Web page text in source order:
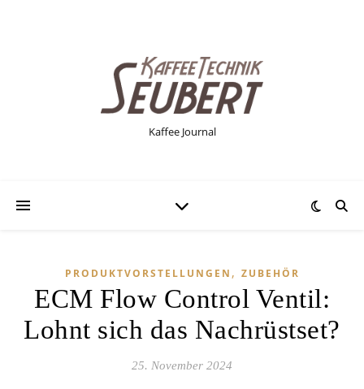
Kaffee Journal
PRODUKTVORSTELLUNGEN , ZUBEHÖR
ECM Flow Control Ventil:
Lohnt sich das Nachrüstset?
25. November 2024